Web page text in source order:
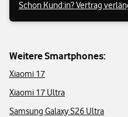
Schon Kund:in? Vertrag
Weitere Smartphones:
Xiaomi 17
Xiaomi 17 Ultra
Samsung Galaxy S26 Ultra